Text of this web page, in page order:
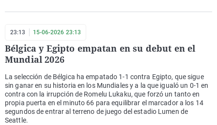
23:13 15-06-2026 23:13
Bélgica y Egipto empatan en su debut en el
Mundial 2026
La selección de Bélgica ha empatado 1-1 contra Egipto, que sigue
sin ganar en su historia en los Mundiales y a la que igualó un 0-1 en
contra con la irrupción de Romelu Lukaku, que forzó un tanto en
propia puerta en el minuto 66 para equilibrar el marcador a los 14
segundos de entrar al terreno de juego del estadio Lumen de
Seattle.